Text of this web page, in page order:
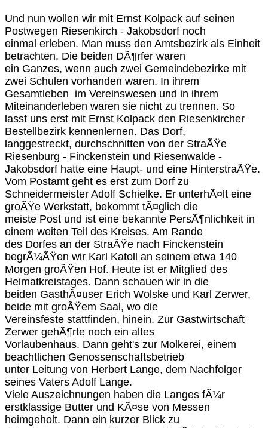
Und nun wollen wir mit Ernst Kolpack auf seinen
Postwegen Riesenkirch - Jakobsdorf noch
einmal erleben. Man muss den Amtsbezirk als Einheit
betrachten. Die beiden DÃ¶rfer waren
ein Ganzes, wenn auch zwei Gemeindebezirke mit
zwei Schulen vorhanden waren. In ihrem
Gesamtleben im Vereinswesen und in ihrem
Miteinanderleben waren sie nicht zu trennen. So
lasst uns erst mit Ernst Kolpack den Riesenkircher
Bestellbezirk kennenlernen. Das Dorf,
langgestreckt, durchschnitten von der StraÃŸe
Riesenburg - Finckenstein und Riesenwalde -
Jakobsdorf hatte eine Haupt- und eine HinterstraÃŸe.
Vom Postamt geht es erst zum Dorf zu
Schneidermeister Adolf Schielke. Er unterhÃ¤lt eine
groÃŸe Werkstatt, bekommt tÃ¤glich die
meiste Post und ist eine bekannte PersÃ¶nlichkeit in
einem weiten Teil des Kreises. Am Rande
des Dorfes an der StraÃŸe nach Finckenstein
begrÃ¼ÃŸen wir Karl Katoll an seinem etwa 140
Morgen groÃŸen Hof. Heute ist er Mitglied des
Heimatkreistages. Dann schauen wir in die
beiden GasthÃ¤user Erich Wolske und Karl Zerwer,
beide mit groÃŸem Saal, wo die
Vereinsfeste stattfinden, hinein. Zur Gastwirtschaft
Zerwer gehÃ¶rte noch ein altes
Vorlaubenhaus. Dann geht's zur Molkerei, einem
beachtlichen Genossenschaftsbetrieb
unter Leitung von Herbert Lange, dem Nachfolger
seines Vaters Adolf Lange.
Viele Auszeichnungen haben die Langes fÃ¼r
erstklassige Butter und KÃ¤se von Messen
heimgeholt. Dann ein kurzer Blick zu